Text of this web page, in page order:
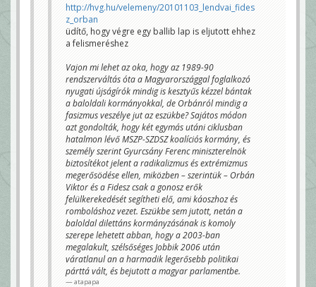
http://hvg.hu/velemeny/20101103_lendvai_fides
z_orban
üdítő, hogy végre egy ballib lap is eljutott ehhez
a felismeréshez
Vajon mi lehet az oka, hogy az 1989-90
rendszerváltás óta a Magyarországgal foglalkozó
nyugati újságírók mindig is kesztyűs kézzel bántak
a baloldali kormányokkal, de Orbánról mindig a
fasizmus veszélye jut az eszükbe? Sajátos módon
azt gondolták, hogy két egymás utáni ciklusban
hatalmon lévő MSZP-SZDSZ koalíciós kormány, és
személy szerint Gyurcsány Ferenc miniszterelnök
biztosítékot jelent a radikalizmus és extrémizmus
megerősödése ellen, miközben – szerintük – Orbán
Viktor és a Fidesz csak a gonosz erők
felülkerekedését segítheti elő, ami káoszhoz és
romboláshoz vezet. Eszükbe sem jutott, netán a
baloldal dilettáns kormányzásának is komoly
szerepe lehetett abban, hogy a 2003-ban
megalakult, szélsőséges Jobbik 2006 után
váratlanul an a harmadik legerősebb politikai
párttá vált, és bejutott a magyar parlamentbe.
atapapa